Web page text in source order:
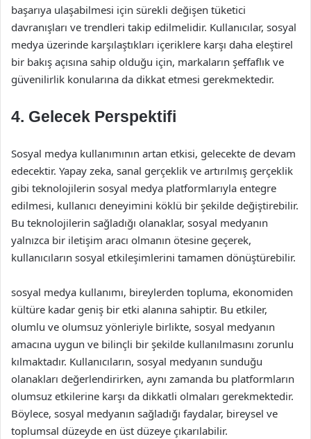
başarıya ulaşabilmesi için sürekli değişen tüketici
davranışları ve trendleri takip edilmelidir. Kullanıcılar, sosyal
medya üzerinde karşılaştıkları içeriklere karşı daha eleştirel
bir bakış açısına sahip olduğu için, markaların şeffaflık ve
güvenilirlik konularına da dikkat etmesi gerekmektedir.
4. Gelecek Perspektifi
Sosyal medya kullanımının artan etkisi, gelecekte de devam
edecektir. Yapay zeka, sanal gerçeklik ve artırılmış gerçeklik
gibi teknolojilerin sosyal medya platformlarıyla entegre
edilmesi, kullanıcı deneyimini köklü bir şekilde değiştirebilir.
Bu teknolojilerin sağladığı olanaklar, sosyal medyanın
yalnızca bir iletişim aracı olmanın ötesine geçerek,
kullanıcıların sosyal etkileşimlerini tamamen dönüştürebilir.
sosyal medya kullanımı, bireylerden topluma, ekonomiden
kültüre kadar geniş bir etki alanına sahiptir. Bu etkiler,
olumlu ve olumsuz yönleriyle birlikte, sosyal medyanın
amacına uygun ve bilinçli bir şekilde kullanılmasını zorunlu
kılmaktadır. Kullanıcıların, sosyal medyanın sunduğu
olanakları değerlendirirken, aynı zamanda bu platformların
olumsuz etkilerine karşı da dikkatli olmaları gerekmektedir.
Böylece, sosyal medyanın sağladığı faydalar, bireysel ve
toplumsal düzeyde en üst düzeye çıkarılabilir.